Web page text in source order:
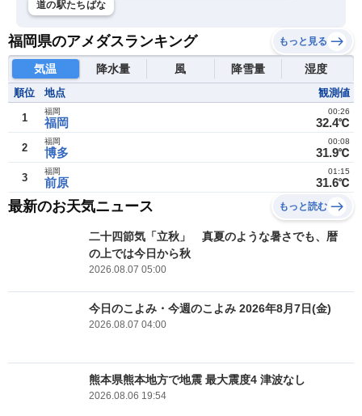
道の駅たちばな
福岡県のアメダスランキング もっと見る
気温 降水量 風 降雪量 湿度
順位 地点 観測値
1 福岡
福岡
32.4℃
00:26
2 博多
福岡
31.9℃
00:08
3 前原
福岡
31.6℃
01:15
最新のお天気ニュース もっと読む
二十四節気「立秋」 真夏のような暑さでも、暦
の上では今日から秋
2026.08.07 05:00
今日のこよみ・今週のこよみ 2026年8月7日(金)
2026.08.07 04:00
熊本県熊本地方で地震 最大震度4 津波なし
2026.08.06 19:54